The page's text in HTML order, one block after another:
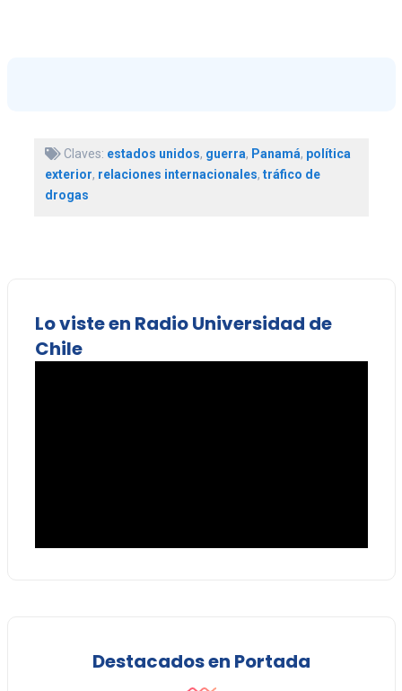
Claves: estados unidos, guerra, Panamá, política
exterior, relaciones internacionales, tráfico de
drogas
Lo viste en Radio Universidad de
Chile
Destacados en Portada